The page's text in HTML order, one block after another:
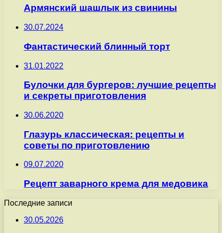
Армянский шашлык из свинины
30.07.2024
Фантастический блинный торт
31.01.2022
Булочки для бургеров: лучшие рецепты
и секреты приготовления
30.06.2020
Глазурь классическая: рецепты и
советы по приготовлению
09.07.2020
Рецепт заварного крема для медовика
Последние записи
30.05.2026